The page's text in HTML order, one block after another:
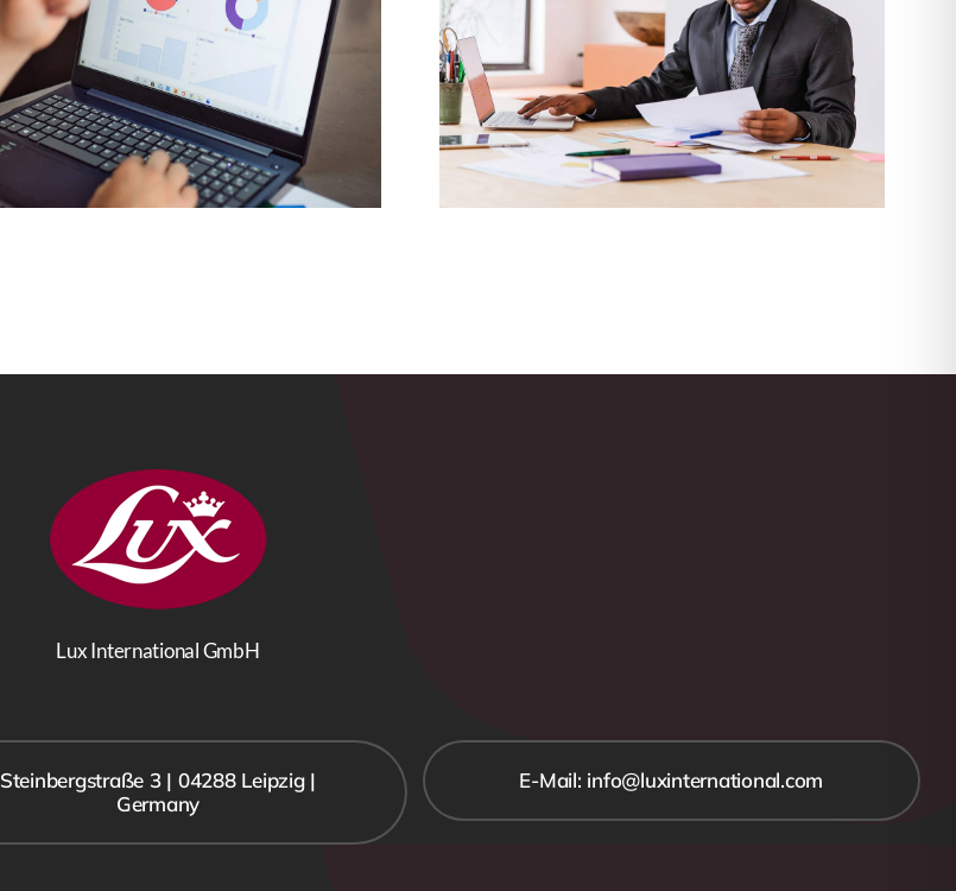
Lux International GmbH
Steinbergstraße 3 | 04288 Leipzig |
Germany
E-Mail: info@luxinternational.com